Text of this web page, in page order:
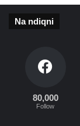
Na ndiqni
80,000
Follow